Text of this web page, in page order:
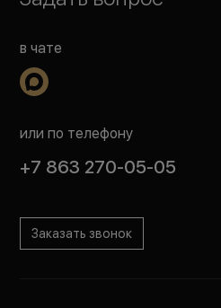
в чате
или по телефону
+7 863 270-05-05
Заказать звонок